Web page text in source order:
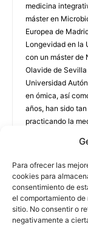
Para ofrecer las
cookies para
consentimiento de
el comportamiento
sitio. No consentir o
negativamente a
medicina
máster en
Europea de
Longevidad en la
con un máster de
Olavide de
Universidad
en ómica, así
años, han sido
practicando la
y no se pueden